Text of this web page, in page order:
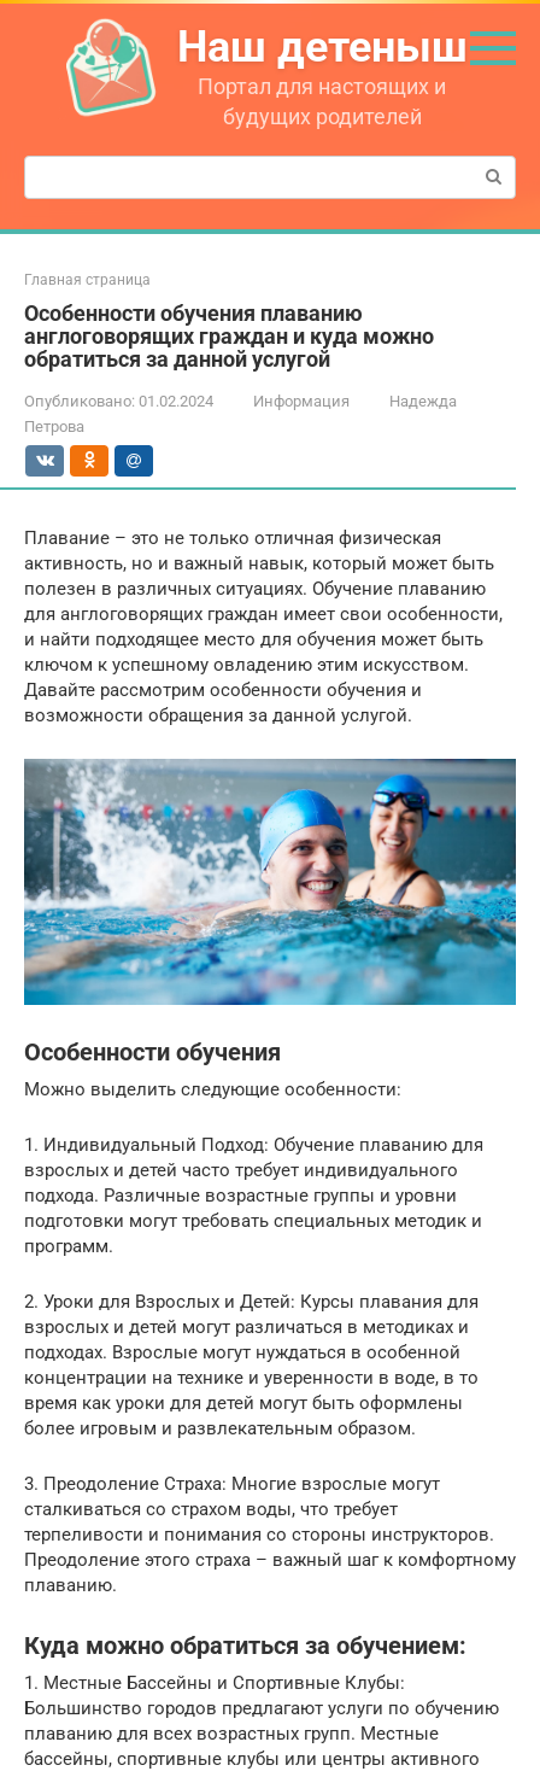
Перейти
контенту
Наш детеныш
Портал для настоящих и
будущих родителей
Поиск:
Главная страница
Особенности обучения плаванию
англоговорящих граждан и куда можно
обратиться за данной услугой
Опубликовано: 01.02.2024 Информация
Надежда
Петрова
Плавание – это не только отличная физическая
активность, но и важный навык, который может быть
полезен в различных ситуациях. Обучение плаванию
для англоговорящих граждан имеет свои особенности,
и найти подходящее место для обучения может быть
ключом к успешному овладению этим искусством.
Давайте рассмотрим особенности обучения и
возможности обращения за данной услугой.
Особенности обучения
Можно выделить следующие особенности:
1. Индивидуальный Подход: Обучение плаванию для
взрослых и детей часто требует индивидуального
подхода. Различные возрастные группы и уровни
подготовки могут требовать специальных методик и
программ.
2. Уроки для Взрослых и Детей: Курсы плавания для
взрослых и детей могут различаться в методиках и
подходах. Взрослые могут нуждаться в особенной
концентрации на технике и уверенности в воде, в то
время как уроки для детей могут быть оформлены
более игровым и развлекательным образом.
3. Преодоление Страха: Многие взрослые могут
сталкиваться со страхом воды, что требует
терпеливости и понимания со стороны инструкторов.
Преодоление этого страха – важный шаг к комфортному
плаванию.
Куда можно обратиться за обучением:
1. Местные Бассейны и Спортивные Клубы:
Большинство городов предлагают услуги по обучению
плаванию для всех возрастных групп. Местные
бассейны, спортивные клубы или центры активного